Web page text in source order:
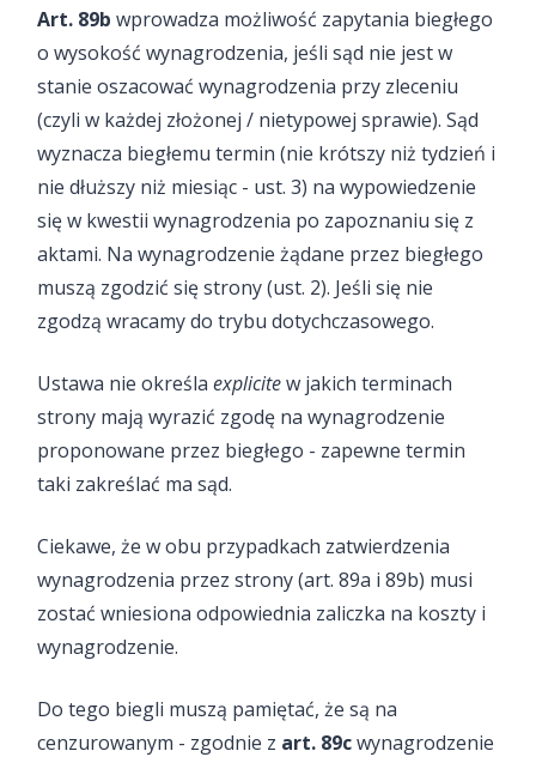
Art. 89b wprowadza możliwość zapytania biegłego
o wysokość wynagrodzenia, jeśli sąd nie jest w
stanie oszacować wynagrodzenia przy zleceniu
(czyli w każdej złożonej / nietypowej sprawie). Sąd
wyznacza biegłemu termin (nie krótszy niż tydzień i
nie dłuższy niż miesiąc - ust. 3) na wypowiedzenie
się w kwestii wynagrodzenia po zapoznaniu się z
aktami. Na wynagrodzenie żądane przez biegłego
muszą zgodzić się strony (ust. 2). Jeśli się nie
zgodzą wracamy do trybu dotychczasowego.
Ustawa nie określa explicitew jakich terminach
strony mają wyrazić zgodę na wynagrodzenie
proponowane przez biegłego - zapewne termin
taki zakreślać ma sąd.
Ciekawe, że w obu przypadkach zatwierdzenia
wynagrodzenia przez strony (art. 89a i 89b) musi
zostać wniesiona odpowiednia zaliczka na koszty i
wynagrodzenie.
Do tego biegli muszą pamiętać, że są na
cenzurowanym - zgodnie z art. 89cwynagrodzenie